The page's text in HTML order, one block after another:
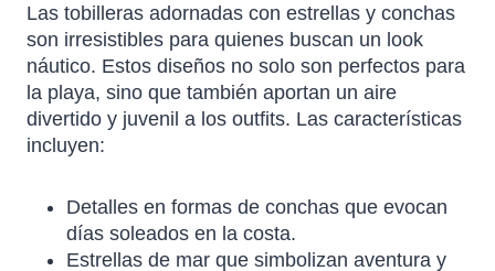
Las tobilleras adornadas con estrellas y conchas
son irresistibles para quienes buscan un look
náutico. Estos diseños no solo son perfectos para
la playa, sino que también aportan un aire
divertido y juvenil a los outfits. Las características
incluyen:
Detalles en formas de conchas que evocan
días soleados en la costa.
Estrellas de mar que simbolizan aventura y